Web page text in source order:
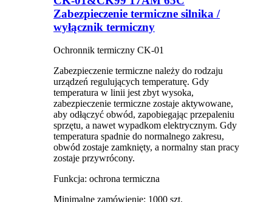
Zabezpieczenie termiczne silnika /
wyłącznik termiczny
Ochronnik termiczny CK-01
Zabezpieczenie termiczne należy do rodzaju
urządzeń regulujących temperaturę. Gdy
temperatura w linii jest zbyt wysoka,
zabezpieczenie termiczne zostaje aktywowane,
aby odłączyć obwód, zapobiegając przepaleniu
sprzętu, a nawet wypadkom elektrycznym. Gdy
temperatura spadnie do normalnego zakresu,
obwód zostaje zamknięty, a normalny stan pracy
zostaje przywrócony.
Funkcja: ochrona termiczna
Minimalne zamówienie: 1000 szt.